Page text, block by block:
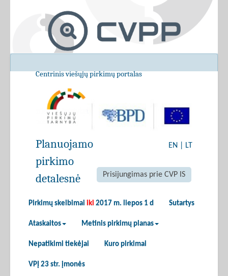
Centrinis viešųjų pirkimų portalas
EN LT
Prisijungimas prie CVP IS
Pirkimų skelbimai iki 2017 m. liepos 1 d Sutartys
Ataskaitos Metinis pirkimų planas
Nepatikimi tiekėjai Kuro pirkimai
VPĮ 23 str. įmonės
Planuojamo
pirkimo
detalesnė